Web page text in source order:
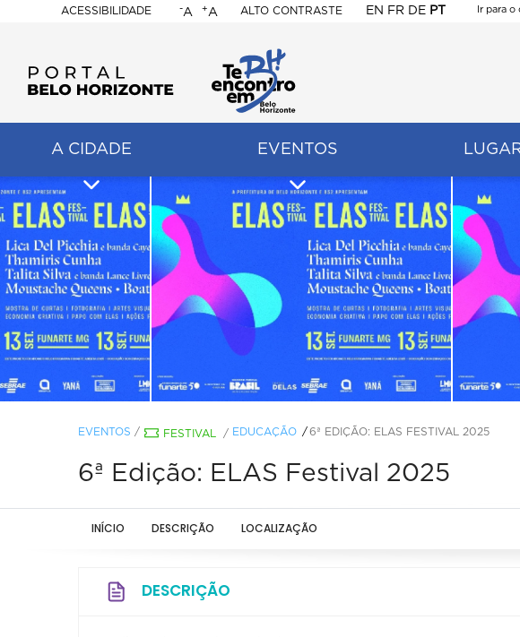
ACESSIBILIDADE
BELO
HORIZONTE
-A +A ALTO CONTRASTE EN FR DE PT
Ir para
A CIDADE EVENTOS
EVENTOS / FESTIVAL / EDUCAÇÃO 6ª EDIÇÃO: ELAS FESTIVAL 2025
6ª Edição: ELAS Festival 2025
INÍCIO DESCRIÇÃO LOCALIZAÇÃO
DESCRIÇÃO